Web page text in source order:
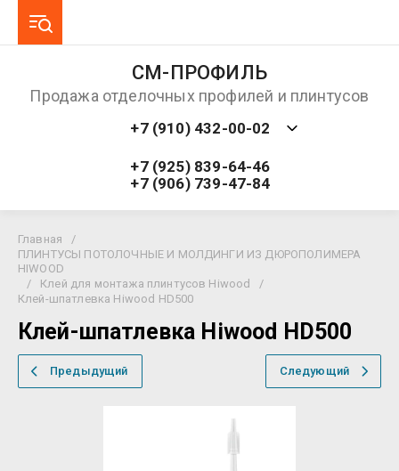
СМ-ПРОФИЛЬ
Продажа отделочных профилей и плинтусов
+7 (910) 432-00-02
+7 (925) 839-64-46
+7 (906) 739-47-84
Главная
/
ПЛИНТУСЫ ПОТОЛОЧНЫЕ И МОЛДИНГИ ИЗ ДЮРОПОЛИМЕРА
HIWOOD
/
Клей для монтажа плинтусов Hiwood
/
Клей-шпатлевка Hiwood HD500
Клей-шпатлевка Hiwood HD500
Предыдущий Следующий